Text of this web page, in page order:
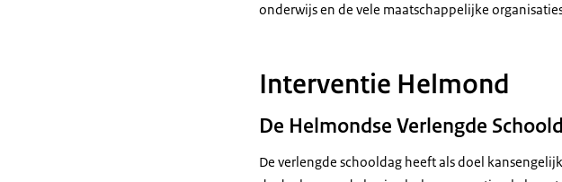
onderwijs en de vele maatschappelijke
Interventie Helmond
De Helmondse Verlengde
De verlengde schooldag heeft als doel